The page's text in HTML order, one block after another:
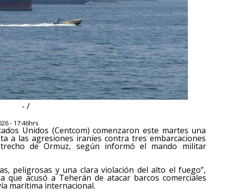
- /
- 17:46hrs
Unidos (Centcom) comenzaron este martes una
a las agresiones iraníes contra tres embarcaciones
de Ormuz, según informó el mando militar
peligrosas y una clara violación del alto el fuego”,
que acusó a Teherán de atacar barcos comerciales
marítima internacional.